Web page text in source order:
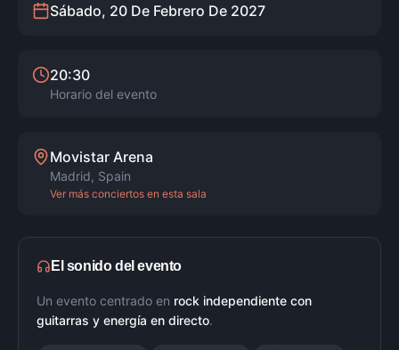
Sábado, 20 De Febrero De 2027
20:30
Horario del evento
Movistar Arena
Madrid, Spain
Ver más conciertos en esta sala
El sonido del evento
Un evento centrado en rock independiente con
guitarras y energía en directo.